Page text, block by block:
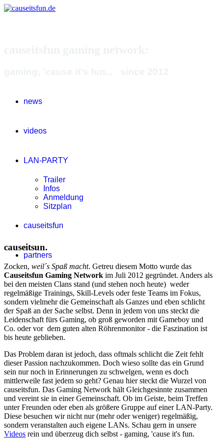
news
videos
LAN-PARTY
Trailer
Infos
Anmeldung
Sitzplan
causeitsfun
partners
causeitsun.
Zocken, weil´s Spaß macht. Getreu diesem Motto wurde das
Causeitsfun Gaming Network im Juli 2012 gegründet. Anders als
bei den meisten Clans stand (und stehen noch heute) weder
regelmäßige Trainings, Skill-Levels oder feste Teams im Fokus,
sondern vielmehr die Gemeinschaft als Ganzes und eben schlicht
der Spaß an der Sache selbst. Denn in jedem von uns steckt die
Leidenschaft fürs Gaming, ob groß geworden mit Gameboy und
Co. oder vor dem guten alten Röhrenmonitor - die Faszination ist
bis heute geblieben.
Das Problem daran ist jedoch, dass oftmals schlicht die Zeit fehlt
dieser Passion nachzukommen. Doch wieso sollte das ein Grund
sein nur noch in Erinnerungen zu schwelgen, wenn es doch
mittlerweile fast jedem so geht? Genau hier steckt die Wurzel von
causeitsfun. Das Gaming Network hält Gleichgesinnte zusammen
und vereint sie in einer Gemeinschaft. Ob im Geiste, beim Treffen
unter Freunden oder eben als größere Gruppe auf einer LAN-Party.
Diese besuchen wir nicht nur (mehr oder weniger) regelmäßig,
sondern veranstalten auch eigene LANs. Schau gern in unsere
Videos rein und überzeug dich selbst - gaming, 'cause it's fun.